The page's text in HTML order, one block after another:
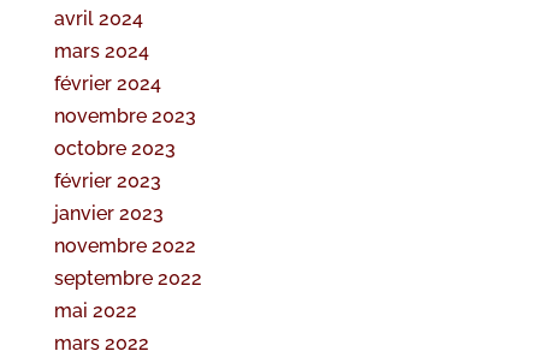
avril 2024
mars 2024
février 2024
novembre 2023
octobre 2023
février 2023
janvier 2023
novembre 2022
septembre 2022
mai 2022
mars 2022